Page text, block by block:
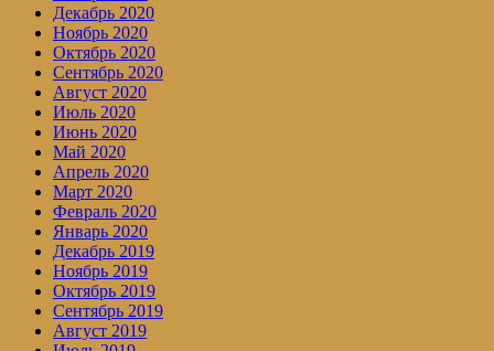
Декабрь 2020
Ноябрь 2020
Октябрь 2020
Сентябрь 2020
Август 2020
Июль 2020
Июнь 2020
Май 2020
Апрель 2020
Март 2020
Февраль 2020
Январь 2020
Декабрь 2019
Ноябрь 2019
Октябрь 2019
Сентябрь 2019
Август 2019